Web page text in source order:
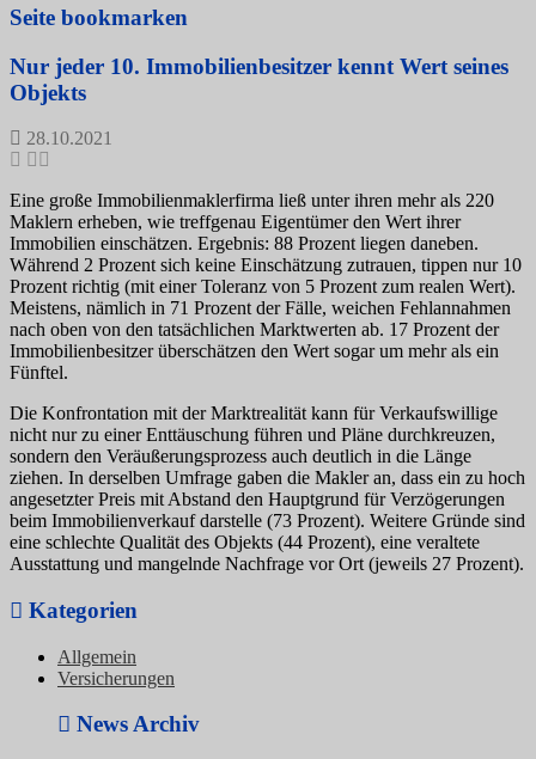
Seite bookmarken
Nur jeder 10. Immobilienbesitzer kennt Wert seines
Objekts
28.10.2021
Eine große Immobilienmaklerfirma ließ unter ihren mehr als 220
Maklern erheben, wie treffgenau Eigentümer den Wert ihrer
Immobilien einschätzen. Ergebnis: 88 Prozent liegen daneben.
Während 2 Prozent sich keine Einschätzung zutrauen, tippen nur 10
Prozent richtig (mit einer Toleranz von 5 Prozent zum realen Wert).
Meistens, nämlich in 71 Prozent der Fälle, weichen Fehlannahmen
nach oben von den tatsächlichen Marktwerten ab. 17 Prozent der
Immobilienbesitzer überschätzen den Wert sogar um mehr als ein
Fünftel.
Die Konfrontation mit der Marktrealität kann für Verkaufswillige
nicht nur zu einer Enttäuschung führen und Pläne durchkreuzen,
sondern den Veräußerungsprozess auch deutlich in die Länge
ziehen. In derselben Umfrage gaben die Makler an, dass ein zu hoch
angesetzter Preis mit Abstand den Hauptgrund für Verzögerungen
beim Immobilienverkauf darstelle (73 Prozent). Weitere Gründe sind
eine schlechte Qualität des Objekts (44 Prozent), eine veraltete
Ausstattung und mangelnde Nachfrage vor Ort (jeweils 27 Prozent).
Kategorien
Allgemein
Versicherungen
News Archiv